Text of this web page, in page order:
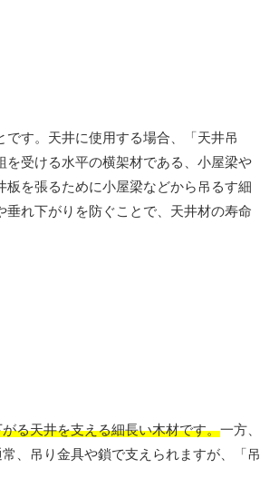
す。天井に使用する場合、「天井吊
受ける水平の横架材である、小屋梁や
を張るために小屋梁などから吊るす細
れ下がりを防ぐことで、天井材の寿命
る天井を支える細長い木材です。一方、
常、吊り金具や鎖で支えられますが、「吊